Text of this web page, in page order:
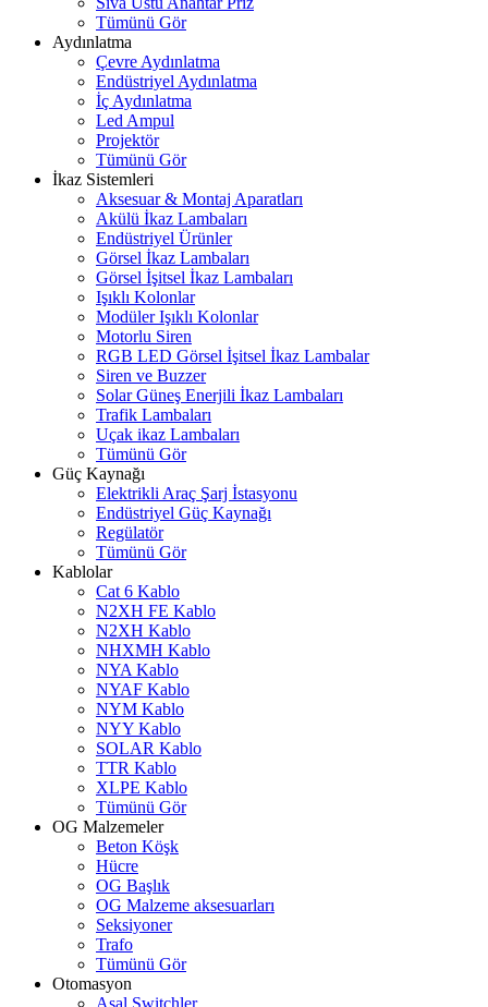
Tümünü Gör
Aydınlatma
Çevre Aydınlatma
Endüstriyel Aydınlatma
İç Aydınlatma
Led Ampul
Projektör
Tümünü Gör
İkaz Sistemleri
Aksesuar & Montaj Aparatları
Akülü İkaz Lambaları
Endüstriyel Ürünler
Görsel İkaz Lambaları
Görsel İşitsel İkaz Lambaları
Işıklı Kolonlar
Modüler Işıklı Kolonlar
Motorlu Siren
RGB LED Görsel İşitsel İkaz Lambalar
Siren ve Buzzer
Solar Güneş Enerjili İkaz Lambaları
Trafik Lambaları
Uçak ikaz Lambaları
Tümünü Gör
Güç Kaynağı
Elektrikli Araç Şarj İstasyonu
Endüstriyel Güç Kaynağı
Regülatör
Tümünü Gör
Kablolar
Cat 6 Kablo
N2XH FE Kablo
N2XH Kablo
NHXMH Kablo
NYA Kablo
NYAF Kablo
NYM Kablo
NYY Kablo
SOLAR Kablo
TTR Kablo
XLPE Kablo
Tümünü Gör
OG Malzemeler
Beton Köşk
Hücre
OG Başlık
OG Malzeme aksesuarları
Seksiyoner
Trafo
Tümünü Gör
Otomasyon
Asal Switchler